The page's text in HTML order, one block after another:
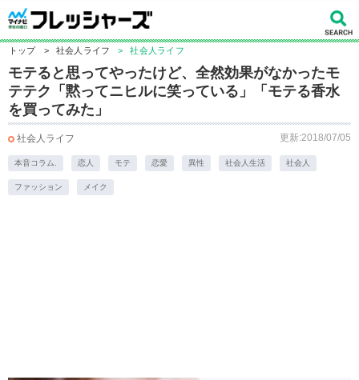
トップ > 社会人ライフ > 社会人ライフ
モテると思ってやったけど、全然効果がなかったモ
テテク「黙ってニヒルに笑っている」「モテる香水
を買ってみた」
社会人ライフ 更新:2018/07/05
本音コラム. 恋人 モテ 恋愛 異性 社会人生活 社会人
ファッション メイク